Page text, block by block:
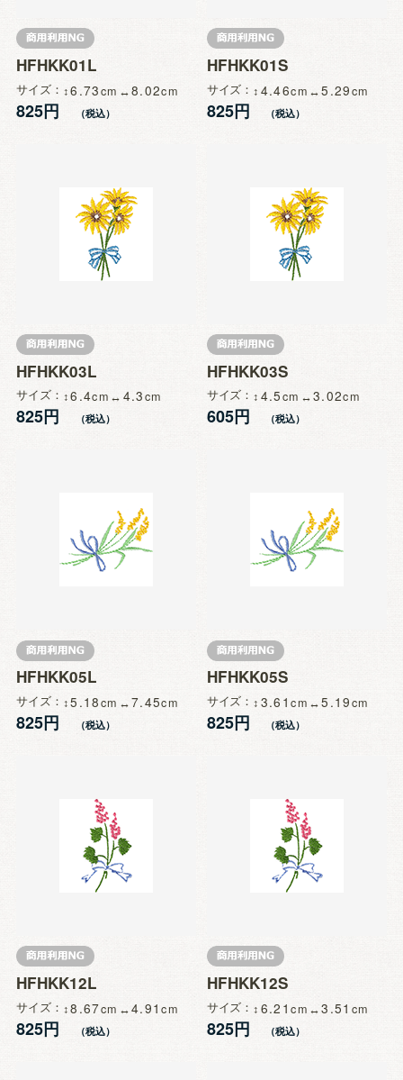
HFHKK01L
サイズ 6.73 8.02
825円
HFHKK01S
サイズ 4.46 5.29
825円
HFHKK03L
サイズ 6.4 4.3
825円
HFHKK03S
サイズ 4.5 3.02
605円
HFHKK05L
サイズ 5.18 7.45
825円
HFHKK05S
サイズ 3.61 5.19
825円
HFHKK12L
サイズ 8.67 4.91
825円
HFHKK12S
サイズ 6.21 3.51
825円